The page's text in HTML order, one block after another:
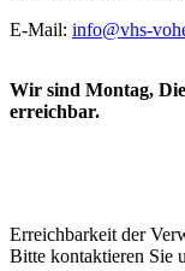
E-Mail: info@vhs-
Wir sind Montag,
erreichbar.
Erreichbarkeit der
Bitte kontaktieren Sie